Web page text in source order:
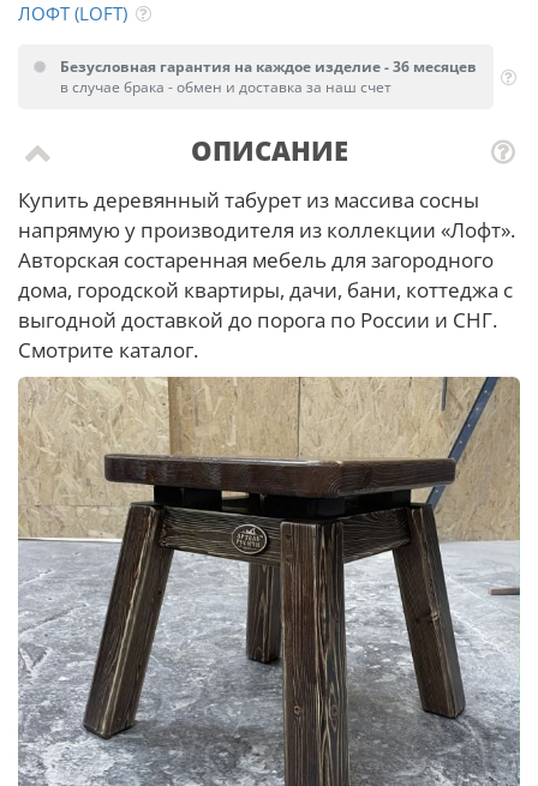
ЛОФТ (LOFT)
Безусловная гарантия на каждое изделие - 36 месяцев
в случае брака - обмен и доставка за наш счет
ОПИСАНИЕ
Купить деревянный табурет из массива сосны
напрямую у производителя из коллекции «Лофт».
Авторская состаренная мебель для загородного
дома, городской квартиры, дачи, бани, коттеджа с
выгодной доставкой до порога по России и СНГ.
Смотрите каталог.